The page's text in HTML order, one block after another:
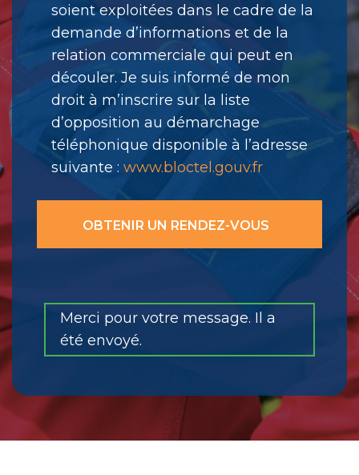
soient exploitées dans le cadre de la
demande d’informations et de la
relation commerciale qui peut en
découler. Je suis informé de mon
droit à m’inscrire sur la liste
d’opposition au démarchage
téléphonique disponible à l’adresse
suivante : www.bloctel.gouv.fr
Merci pour votre message. Il a
été envoyé.